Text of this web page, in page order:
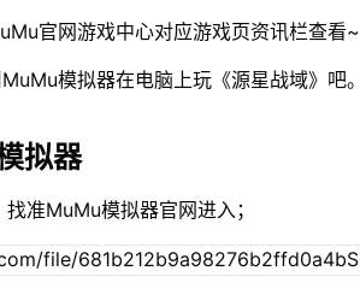
官网游戏中心对应游戏页资讯栏查看~
模拟器在电脑上玩《源星战域》吧。
拟器
准MuMu模拟器官网进入；